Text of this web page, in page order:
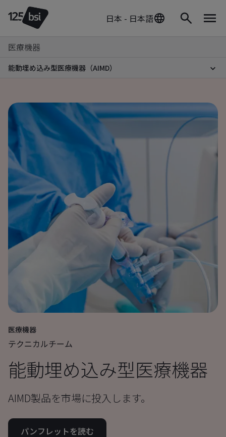
日本 - 日本語
医療機器
能動埋め込み型医療機器（AIMD）
医療機器
テクニカルチーム
能動埋め込み型医療機器
AIMD製品を市場に投入します。
パンフレットを読む